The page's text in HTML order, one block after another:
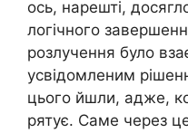
ось, нарешті,
логічного
розлучення було
усвідомленим
цього йшли, адже,
рятує. Саме через